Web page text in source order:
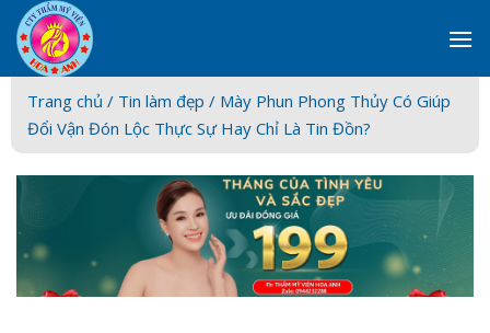
Skip
to
content
Trang chủ / Tin làm đẹp / Mày Phun Phong Thủy Có Giúp
Đổi Vận Đón Lộc Thực Sự Hay Chỉ Là Tin Đồn?